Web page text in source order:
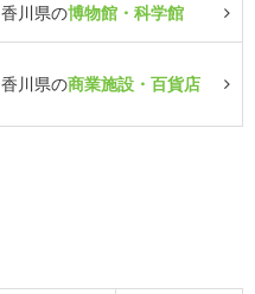
香川県の博物館・科学館
香川県の商業施設・百貨店